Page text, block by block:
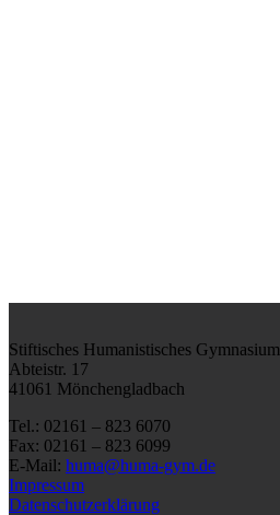
Stiftisches Humanistisches Gymnasium
Abteistr. 17
41061 Mönchengladbach
Tel.: 02161 – 823 6070
Fax: 02161 – 823 6099
E-Mail: huma@huma-gym.de
Impressum
Datenschutzerklärung